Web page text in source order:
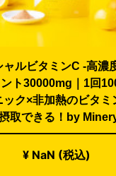
ャルビタミンC -高濃
ト30000mg｜1回
ック×非加熱のビタミ
取できる！by
¥ NaN (税込)